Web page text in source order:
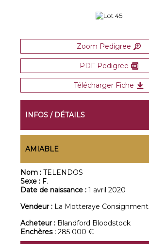
Zoom Pedigree
PDF Pedigree
Télécharger Fiche
INFOS / DÉTAILS
AMIABLE
Nom :TELENDOS
Sexe : F.
Date de naissance :1 avril 2020
Vendeur : La Motteraye Consignment
Acheteur : Blandford Bloodstock
Enchères :285 000 €